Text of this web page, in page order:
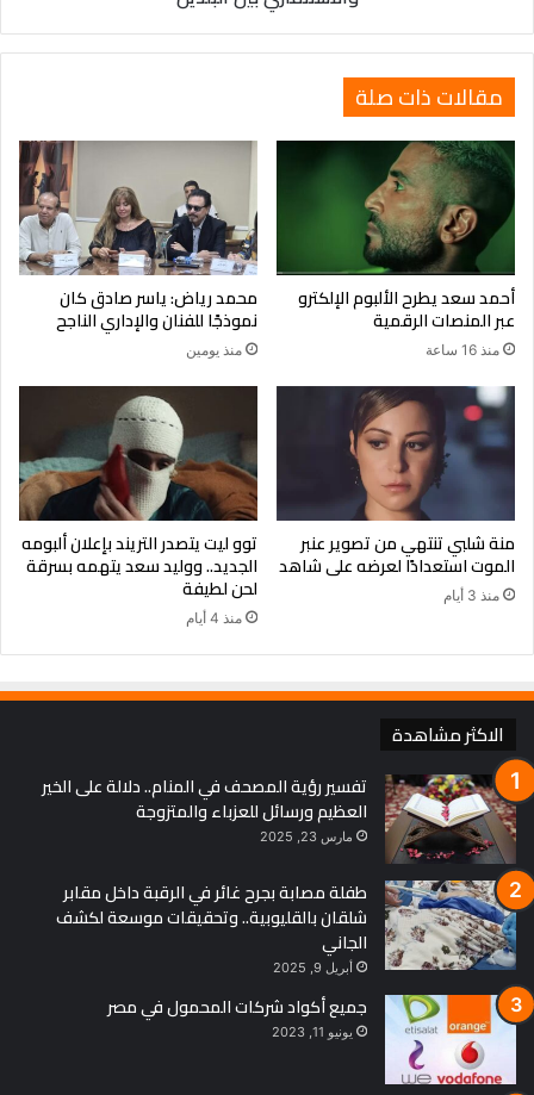
مقالات ذات صلة
أحمد سعد يطرح الألبوم الإلكترو
عبر المنصات الرقمية
منذ 16 ساعة
محمد رياض: ياسر صادق كان
نموذجًا للفنان والإداري الناجح
منذ يومين
منة شلبي تنتهي من تصوير عنبر
الموت استعدادًا لعرضه على شاهد
منذ 3 أيام
توو ليت يتصدر التريند بإعلان ألبومه
الجديد.. ووليد سعد يتهمه بسرقة
لحن لطيفة
منذ 4 أيام
الاكثر مشاهدة
تفسير رؤية المصحف في المنام.. دلالة على الخير
العظيم ورسائل للعزباء والمتزوجة
مارس 23, 2025
طفلة مصابة بجرح غائر في الرقبة داخل مقابر
شلقان بالقليوبية.. وتحقيقات موسعة لكشف
الجاني
أبريل 9, 2025
جميع أكواد شركات المحمول في مصر
يونيو 11, 2023